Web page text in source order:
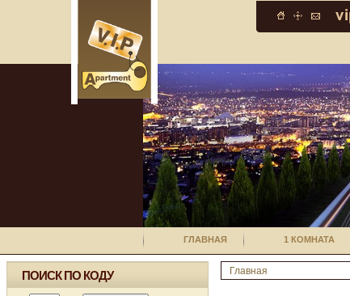
ГЛАВНАЯ 1 КОМНАТА
ПОИСК ПО КОДУ Главная